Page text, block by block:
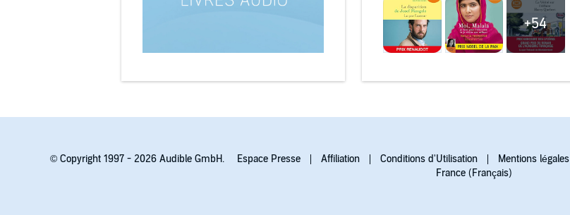
+54
© Copyright 1997 - 2026 Audible GmbH. Espace Presse Affiliation Conditions d'Utilisation Mentions légales
France (Français)